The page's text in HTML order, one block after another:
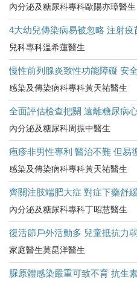
內分泌及糖尿科專科歐陽亦璋醫生
4大幼兒傳染病易被忽略 注射疫
兒科專科溫希蓮醫生
慢性前列腺炎致性功能障礙 安
感染及傳染病科專科黃天祐醫生
全面評估檢查把關 遠離糖尿病
內分泌及糖尿科周振中醫生
疱疹非男性專利 醫治不難 但易
感染及傳染病科專科黃天祐醫生
齊關注肢端肥大症 對症下藥舒
內分泌及糖尿科專科丁昭慧醫生
復活節戶外活動多 兒童抵抗力
家庭醫生莫昆洋醫生
脲原體感染嚴重可致不育 抗生